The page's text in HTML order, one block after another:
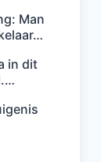
Man
in dit